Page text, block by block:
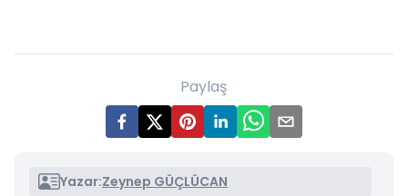
Paylaş
Yazar:Zeynep GÜÇLÜCAN